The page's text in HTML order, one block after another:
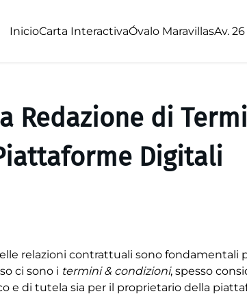
InicioCarta InteractivaÓvalo MaravillasAv.
Redazione di
Digitali
relazioni contrattuali sono fondamentali
ci sono i termini & condizioni, spesso
e di tutela sia per il proprietario della